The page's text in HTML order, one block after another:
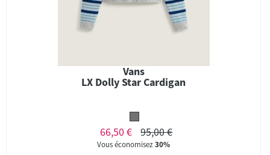
Vans
LX Dolly Star Cardigan
66,50 € 95,00 €
Vous économisez30%